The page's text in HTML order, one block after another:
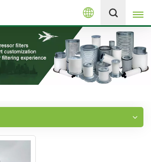
العربية
English
español
العربية
русский